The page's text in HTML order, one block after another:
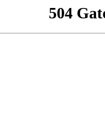
504